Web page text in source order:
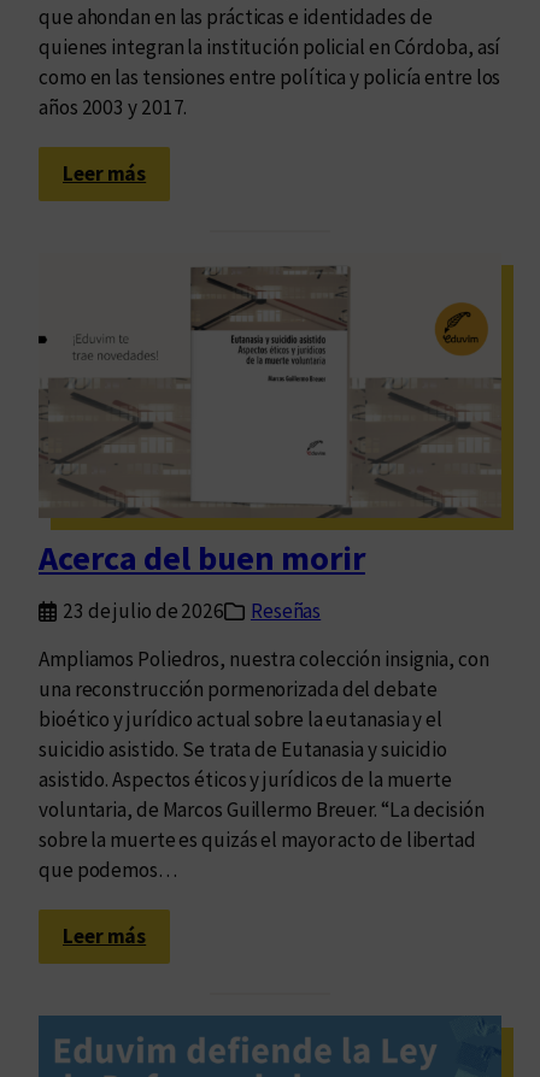
e
d
e
n
o
m
i
n
r
o
a
p
i
a
l
i
s
m
o
?
que ahondan en las prácticas e identidades de
quienes integran la institución policial en Córdoba, así
como en las tensiones entre política y policía entre los
años 2003 y 2017.
Leer más:
L
b
i
d
a
s
a
r
a
s
d
e
l
p
r
:
s
Acerca del buen morir
23 de julio de 2026
Reseñas
Ampliamos Poliedros, nuestra colección insignia, con
una reconstrucción pormenorizada del debate
bioético y jurídico actual sobre la eutanasia y el
suicidio asistido. Se trata de Eutanasia y suicidio
asistido. Aspectos éticos y jurídicos de la muerte
voluntaria, de Marcos Guillermo Breuer. “La decisión
sobre la muerte es quizás el mayor acto de libertad
que podemos…
Leer más:
A
r